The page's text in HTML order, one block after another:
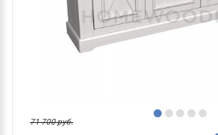
71 700 руб.